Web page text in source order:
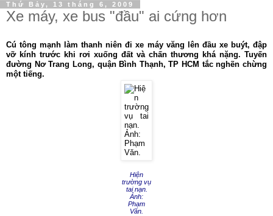
Thứ Bảy, 13 tháng 6, 2009
Xe máy, xe bus "đầu" ai cứng hơn
Cú tông mạnh làm thanh niên đi xe máy văng lên đầu xe buýt, đập
vỡ kính trước khi rơi xuống đất và chấn thương khá nặng. Tuyến
đường Nơ Trang Long, quận Bình Thạnh, TP HCM tắc nghẽn chừng
một tiếng.
Hiện
trường vụ
tai nạn.
Ảnh:
Phạm
Văn.